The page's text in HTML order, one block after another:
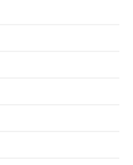
上げありがとうござ